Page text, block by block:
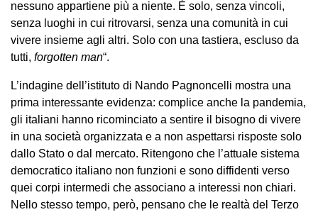
nessuno appartiene più a niente. È solo, senza vincoli,
senza luoghi in cui ritrovarsi, senza una comunità in cui
vivere insieme agli altri. Solo con una tastiera, escluso da
tutti, forgotten man“.
L’indagine dell’istituto di Nando Pagnoncelli mostra una
prima interessante evidenza: complice anche la pandemia,
gli italiani hanno ricominciato a sentire il bisogno di vivere
in una società organizzata e a non aspettarsi risposte solo
dallo Stato o dal mercato. Ritengono che l’attuale sistema
democratico italiano non funzioni e sono diffidenti verso
quei corpi intermedi che associano a interessi non chiari.
Nello stesso tempo, però, pensano che le realtà del Terzo